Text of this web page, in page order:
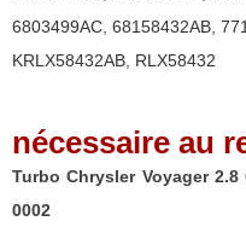
0002
6803499AC, 68158432AB,
KRLX58432AB, RLX58432
nécessaire au
Turbo Chrysler Voyager 2.8
0002